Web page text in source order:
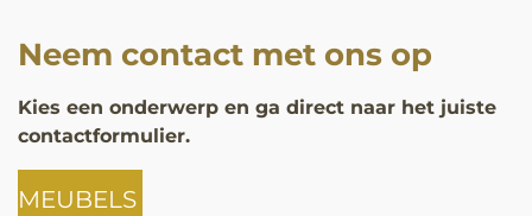
Neem contact met ons op
Kies een onderwerp en ga direct naar het juiste
contactformulier.
MEUBELS